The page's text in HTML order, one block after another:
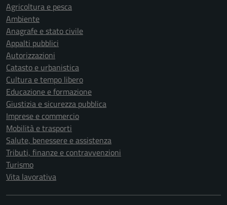
Agricoltura e pesca
Ambiente
Anagrafe e stato civile
Appalti pubblici
Autorizzazioni
Catasto e urbanistica
Cultura e tempo libero
Educazione e formazione
Giustizia e sicurezza pubblica
Imprese e commercio
Mobilità e trasporti
Salute, benessere e assistenza
Tributi, finanze e contravvenzioni
Turismo
Vita lavorativa